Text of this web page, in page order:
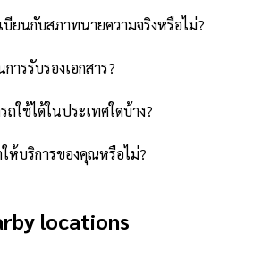
ยนกับสภาทนายความจริงหรือไม่?
ารรับรองเอกสาร?
ถใช้ได้ในประเทศใดบ้าง?
ห้บริการของคุณหรือไม่?
locations